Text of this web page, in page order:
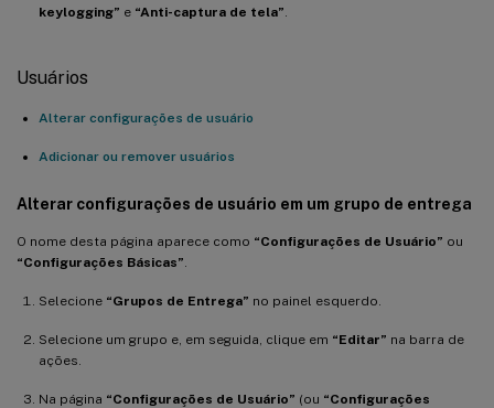
keylogging” e “Anti-captura de tela”
Usuários
Alterar configurações de usuário
Adicionar ou remover usuários
Alterar configurações de usuário em um grupo de entrega
O nome desta página aparece como “Configurações de Usuário” ou
“Configurações Básicas”
Selecione “Grupos de Entrega” no painel esquerdo.
Selecione um grupo e, em seguida, clique em “Editar” na barra de
ações.
Na página “Configurações de Usuário” (ou “Configurações